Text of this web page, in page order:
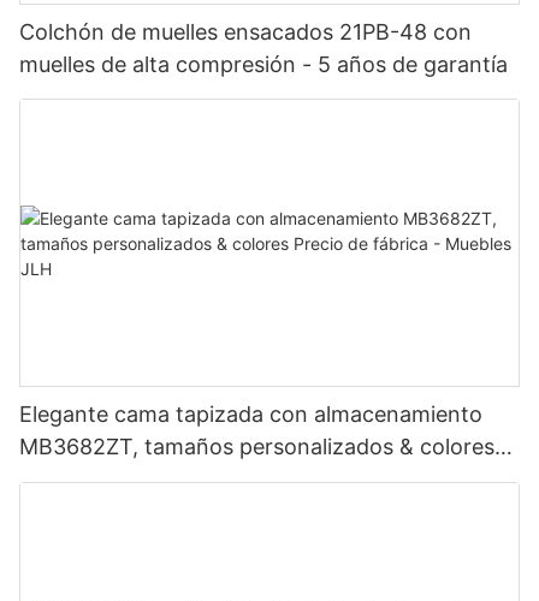
Colchón de muelles ensacados 21PB-48 con
muelles de alta compresión - 5 años de garantía
Elegante cama tapizada con almacenamiento
MB3682ZT, tamaños personalizados & colores
Precio de fábrica - Muebles JLH